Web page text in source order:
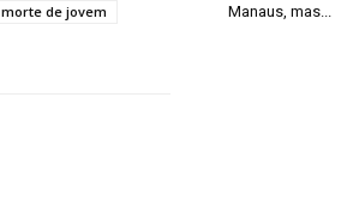
morte de jovem
Manaus, mas...